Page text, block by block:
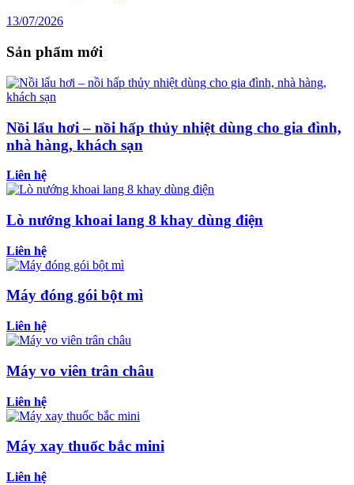
13/07/2026
Sản phẩm mới
Nồi lẩu hơi – nồi hấp thủy nhiệt dùng cho gia đình,
nhà hàng, khách sạn
Liên hệ
Lò nướng khoai lang 8 khay dùng điện
Liên hệ
Máy đóng gói bột mì
Liên hệ
Máy vo viên trân châu
Liên hệ
Máy xay thuốc bắc mini
Liên hệ